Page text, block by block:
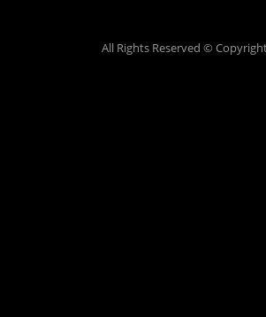
All Rights Reserved ©